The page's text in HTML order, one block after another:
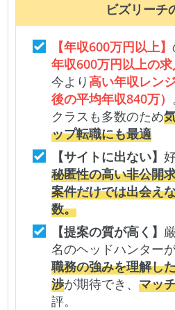
ビズリーチ
【年収600万円以上】
年収600万円以上の
今より高い年収レン
後の平均年収840万）
クラスも多数のため
ップ転職にも最適
【サイトに出ない】
秘匿性の高い非公開
案件だけでは出会え
数。
【提案の質が高く】
名のヘッドハンター
職務の強みを理解し
渉が期待でき、マッ
評。